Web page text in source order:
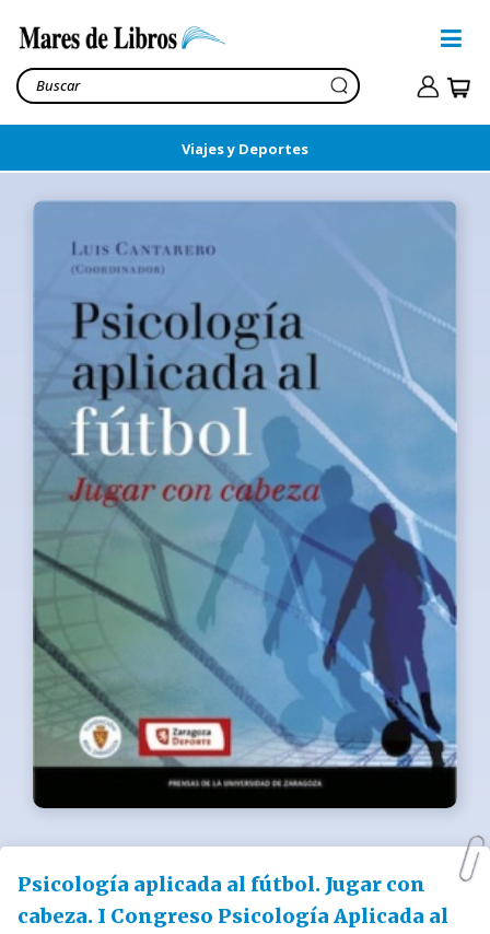
Viajes y Deportes
Psicología aplicada al fútbol. Jugar con
cabeza. I Congreso Psicología Aplicada al